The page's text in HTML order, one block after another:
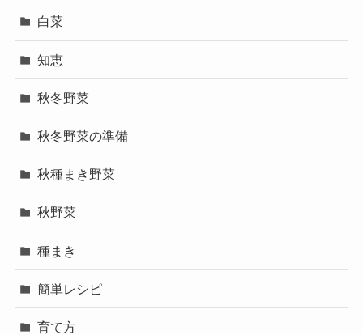
白菜
知恵
秋冬野菜
秋冬野菜の準備
秋種まき野菜
秋野菜
種まき
簡単レシピ
育て方